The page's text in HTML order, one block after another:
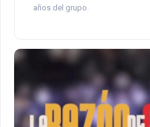
años del grupo.